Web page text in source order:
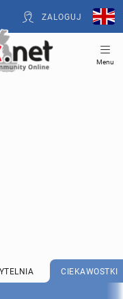
ZALOGUJ
Menu
CIEKAWOSTKI